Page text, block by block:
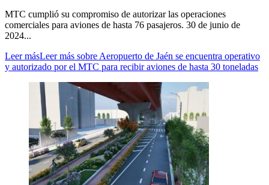
MTC cumplió su compromiso de autorizar las operaciones
comerciales para aviones de hasta 76 pasajeros. 30 de junio de
2024...
Leer másLeer más sobre Aeropuerto de Jaén se encuentra operativo
y autorizado por el MTC para recibir aviones de hasta 30 toneladas